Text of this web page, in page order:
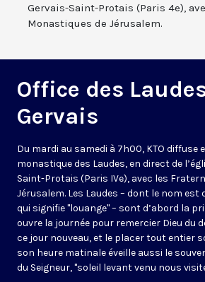
Gervais-Saint-Protais (Paris 4e),
Monastiques de Jérusalem.
Office des
Gervais
Du mardi au samedi à 7h00, KTO diffuse
monastique des Laudes, en direct de
Saint-Protais (Paris IVe), avec les
Jérusalem. Les Laudes – dont le nom est
qui signifie "louange" – sont d’abord la
ouvre la journée pour remercier Dieu du
ce jour nouveau, et le placer tout entier
son heure matinale éveille aussi le
du Seigneur, "soleil levant venu nous